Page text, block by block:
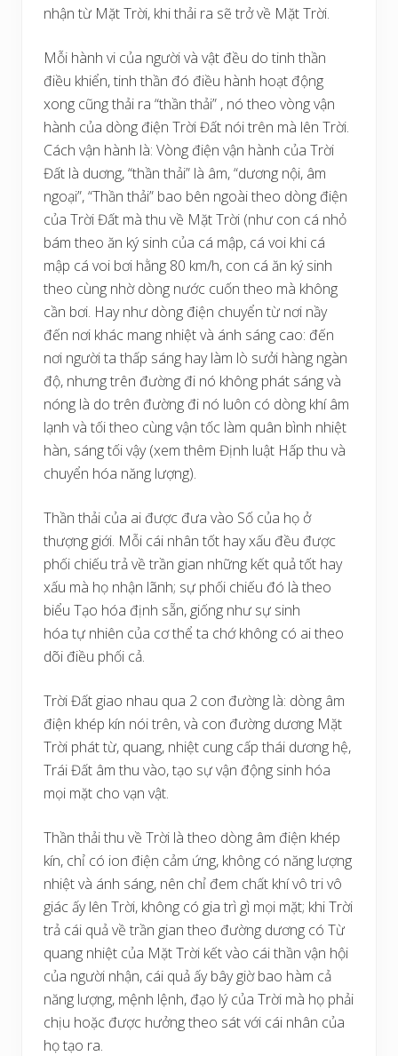
nhận từ Mặt Trời, khi thải ra sẽ trở về Mặt Trời.
Mỗi hành vi của người và vật đều do tinh thần
điều khiển, tinh thần đó điều hành hoạt động
xong cũng thải ra “thần thải” , nó theo vòng vận
hành của dòng điện Trời Đất nói trên mà lên Trời.
Cách vận hành là: Vòng điện vận hành của Trời
Đất là duơng, “thần thải” là âm, “dương nội, âm
ngoại”, “Thần thải” bao bên ngoài theo dòng điện
của Trời Đất mà thu về Mặt Trời (như con cá nhỏ
bám theo ăn ký sinh của cá mập, cá voi khi cá
mập cá voi bơi hằng 80 km/h, con cá ăn ký sinh
theo cùng nhờ dòng nước cuốn theo mà không
cần bơi. Hay như dòng điện chuyển từ nơi nầy
đến nơi khác mang nhiệt và ánh sáng cao: đến
nơi người ta thấp sáng hay làm lò sưởi hàng ngàn
độ, nhưng trên đường đi nó không phát sáng và
nóng là do trên đường đi nó luôn có dòng khí âm
lạnh và tối theo cùng vận tốc làm quân bình nhiệt
hàn, sáng tối vậy (xem thêm Định luật Hấp thu và
chuyển hóa năng lượng).
Thần thải của ai được đưa vào Số của họ ở
thượng giới. Mỗi cái nhân tốt hay xấu đều được
phối chiếu trả về trần gian những kết quả tốt hay
xấu mà họ nhận lãnh; sự phối chiếu đó là theo
biểu Tạo hóa định sẵn, giống như sự sinh
hóa tự nhiên của cơ thể ta chớ không có ai theo
dõi điều phối cả.
Trời Đất giao nhau qua 2 con đường là: dòng âm
điện khép kín nói trên, và con đường dương Mặt
Trời phát từ, quang, nhiệt cung cấp thái dương hệ,
Trái Đất âm thu vào, tạo sự vận động sinh hóa
mọi mặt cho vạn vật.
Thần thải thu về Trời là theo dòng âm điện khép
kín, chỉ có ion điện cảm ứng, không có năng lượng
nhiệt và ánh sáng, nên chỉ đem chất khí vô tri vô
giác ấy lên Trời, không có gia trì gì mọi mặt; khi Trời
trả cái quả về trần gian theo đường dương có Từ
quang nhiệt của Mặt Trời kết vào cái thần vận hội
của người nhận, cái quả ấy bây giờ bao hàm cả
năng lượng, mệnh lệnh, đạo lý của Trời mà họ phải
chịu hoặc được hưởng theo sát với cái nhân của
họ tạo ra.